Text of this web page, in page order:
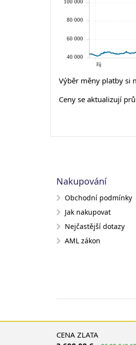
Výběr měny platby si
Ceny se aktualizují
Nakupování
Obchodní podmínky
Jak nakupovat
Nejčastější dotazy
AML zákon
CENA ZLATA